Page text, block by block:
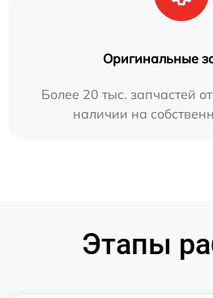
Оригинальные
Более 20 тыс. запчастей
наличии на
Этапы